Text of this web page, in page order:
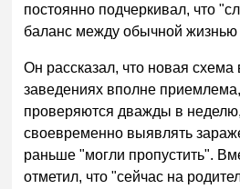
постоянно подчеркивал, что
баланс между обычной жизнью
Он рассказал, что новая схема
заведениях вполне приемлема,
проверяются дважды в неделю,
своевременно выявлять
раньше "могли пропустить".
отметил, что "сейчас на